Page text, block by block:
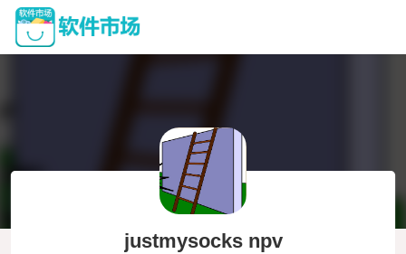
justmysocks npv